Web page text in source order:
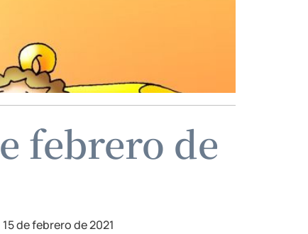
febrero de
15 de febrero de 2021